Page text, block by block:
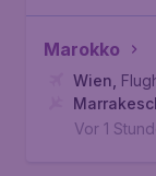
Marokko
Wien
Vor 1